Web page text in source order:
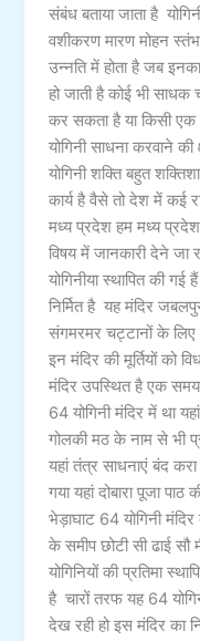
संबंध बताया जाता है
वशीकरण मारण मोहन
उन्नति में होता है जब इनका
हो जाती है कोई भी साधक
कर सकता है या किसी एक
योगिनी साधना करवाने
योगिनी शक्ति बहुत
कार्य है वैसे तो देश में कई
मध्य प्रदेश हम मध्य
विषय में जानकारी देने
योगिनीया स्थापित की गई
निर्मित है यह मंदिर
संगमरमर चट्टानों के लिए
इन मंदिर की मूर्तियों को
मंदिर उपस्थित है एक
64 योगिनी मंदिर में था
गोलकी मठ के नाम से भी
यहां तंत्र साधनाएं बंद
गया यहां दोबारा पूजा
भेड़ाघाट 64 योगिनी
के समीप छोटी सी ढाई सौ
योगिनियों की प्रतिमा
है चारों तरफ यह 64
देख रही हो इस मंदिर का